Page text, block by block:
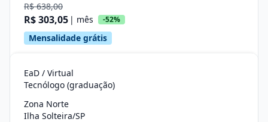
R$ 638,00
R$ 303,05 | mês -52%
Mensalidade grátis
EaD / Virtual
Tecnólogo (graduação)
Zona Norte
Ilha Solteira/SP